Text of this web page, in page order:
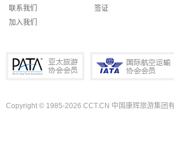
联系我们
加入我们
签证
Copyright © 1985-2026 CCT.CN 中国康辉旅游集团